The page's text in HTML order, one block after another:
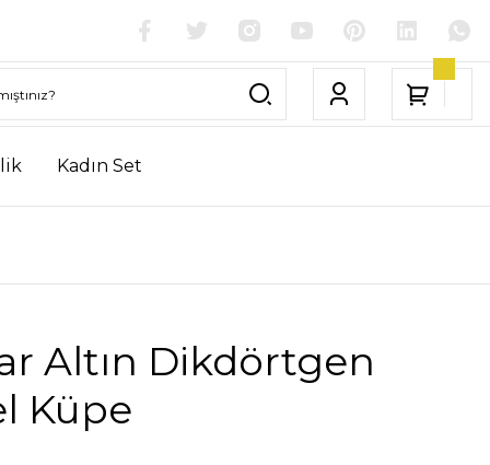
Kadın Set
Altın Dikdörtgen
Küpe